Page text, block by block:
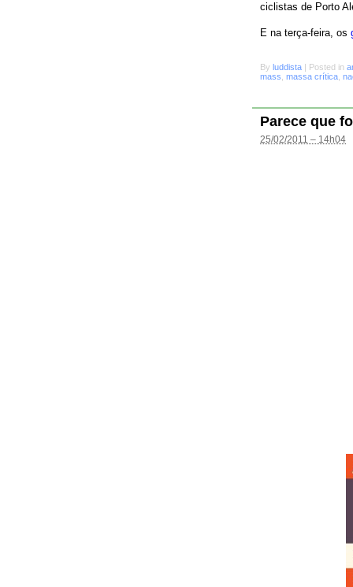
ciclistas de Porto
E na terça-feira, os
By luddista | Posted in
mass massa crítica
Parece que
25/02/2011 – 14h04